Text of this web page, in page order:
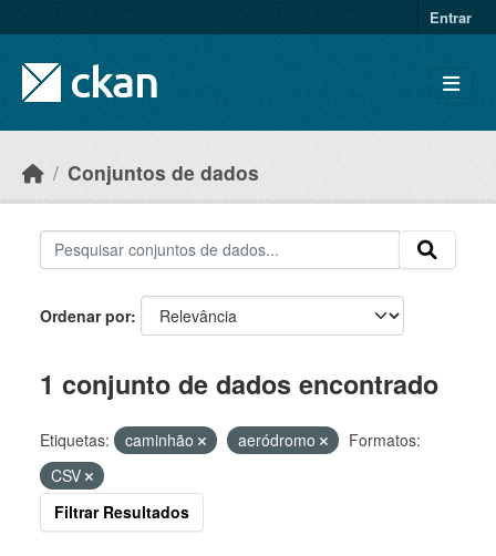
Entrar
Conjuntos de dados
Ordenar por
1 conjunto de dados encontrado
Etiquetas: caminhão aeródromo
Formatos:
CSV
Filtrar Resultados